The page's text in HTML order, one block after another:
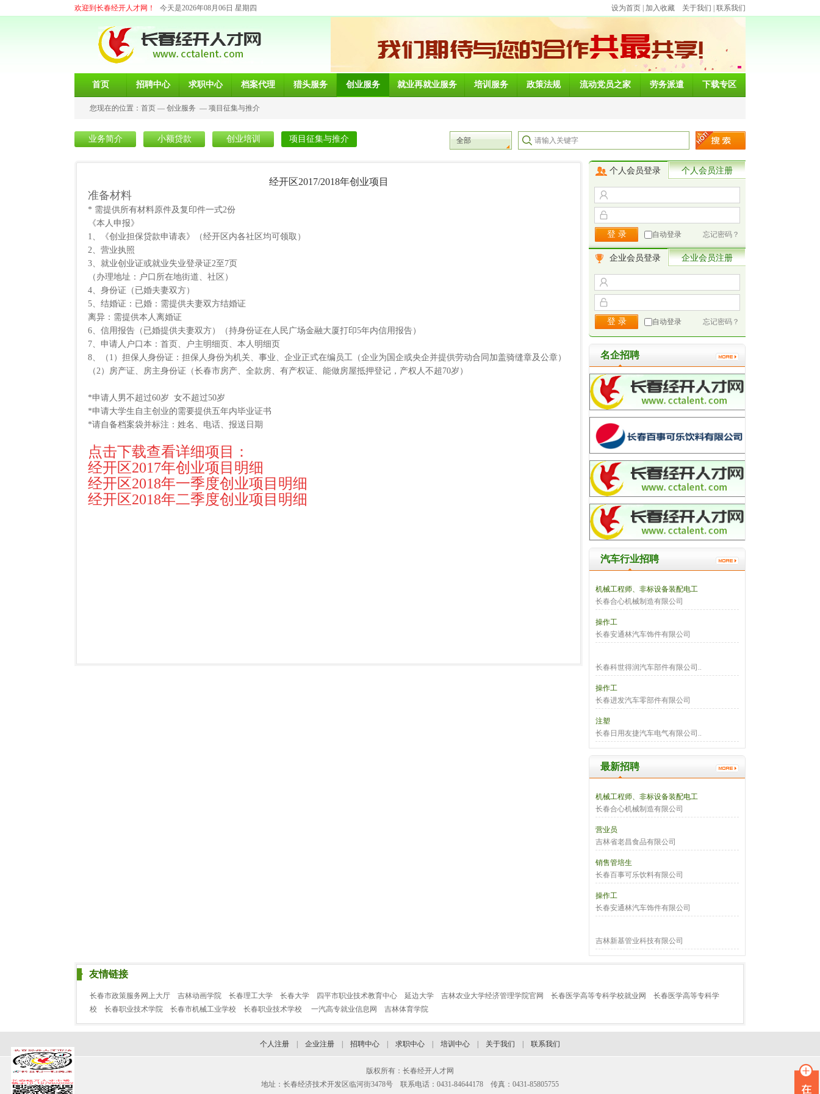
欢迎到长春经开人才网！ 今天是2026年08月06日 星期四 设为首页 加入收藏 关于我们 联系我们
首页 招聘中心 求职中心 档案代理 猎头服务 创业服务 就业再就业服务 培训服务 政策法规 流动党员之家 劳务派遣 下载专区
您现在的位置： 首页 — 创业服务 — 项目征集与推介
业务简介 小额贷款 创业培训 项目征集与推介 全部
经开区2017/2018年创业项目
准备材料
* 需提供所有材料原件及复印件一式2份
《本人申报》
1、《创业担保贷款申请表》（经开区内各社区均可领取）
2、营业执照
3、就业创业证或就业失业登录证2至7页
（办理地址：户口所在地街道、社区）
4、身份证（已婚夫妻双方）
5、结婚证：已婚：需提供夫妻双方结婚证
离异：需提供本人离婚证
6、信用报告（已婚提供夫妻双方）（持身份证在人民广场金融大厦打印5年内信用报告）
7、申请人户口本：首页、户主明细页、本人明细页
8、（1）担保人身份证：担保人身份为机关、事业、企业正式在编员工（企业为国企或央企并提供劳动合同加盖骑缝章及公章）
（2）房产证、房主身份证（长春市房产、全款房、有产权证、能做房屋抵押登记，产权人不超70岁）
*申请人男不超过60岁 女不超过50岁
*申请大学生自主创业的需要提供五年内毕业证书
*请自备档案袋并标注：姓名、电话、报送日期
点击下载查看详细项目：
经开区2017年创业项目明细
经开区2018年一季度创业项目明细
经开区2018年二季度创业项目明细
个人会员登录 个人会员注册
自动登录 忘记密码？
企业会员登录 企业会员注册
自动登录 忘记密码？
名企招聘
汽车行业招聘
机械工程师、非标设备装配电工
长春合心机械制造有限公司
操作工
长春安通林汽车饰件有限公司
长春科世得润汽车部件有限公司..
操作工
长春进发汽车零部件有限公司
注塑
长春日用友捷汽车电气有限公司..
最新招聘
机械工程师、非标设备装配电工
长春合心机械制造有限公司
营业员
吉林省老昌食品有限公司
销售管培生
长春百事可乐饮料有限公司
操作工
长春安通林汽车饰件有限公司
吉林新基管业科技有限公司
友情链接
长春市政策服务网上大厅 吉林动画学院 长春理工大学 长春大学 四平市职业技术教育中心 延边大学 吉林农业大学经济管理学院官网 长春医学高等专科学校就业网
长春医学高等专科学
校
长春职业技术学院 长春市机械工业学校 长春职业技术学校 一汽高专就业信息网 吉林体育学院
个人注册 企业注册 招聘中心 求职中心 培训中心 关于我们 联系我们
版权所有：长春经开人才网
地址：长春经济技术开发区临河街3478号 联系电话：0431-84644178 传真：0431-85805755